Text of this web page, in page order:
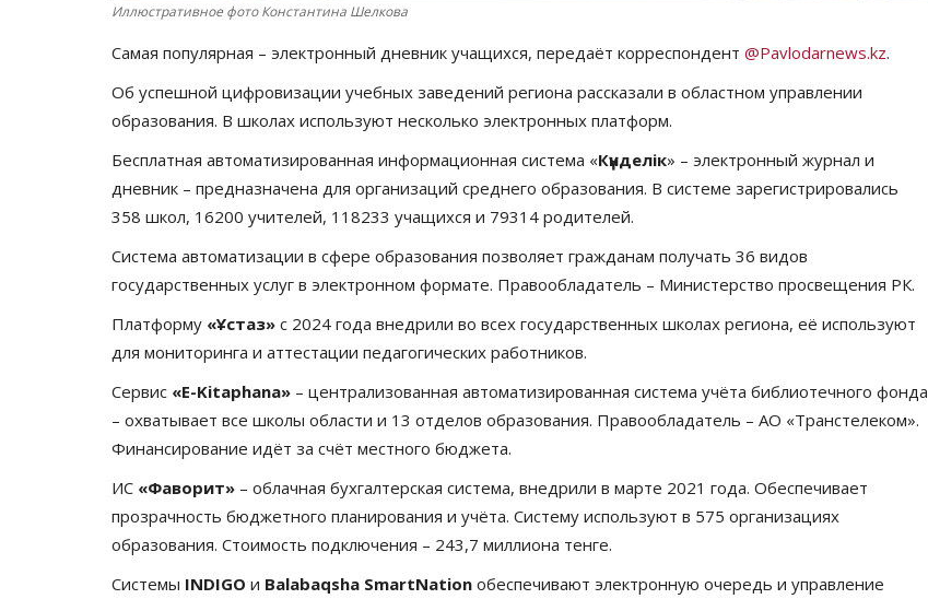
Иллюстративное фото Константина Шелкова
Самая популярная – электронный дневник учащихся, передаёт корреспондент @Pavlodarnews.kz.
Об успешной цифровизации учебных заведений региона рассказали в областном управлении
образования. В школах используют несколько электронных платформ.
Бесплатная автоматизированная информационная система «Күнделік» – электронный журнал и
дневник – предназначена для организаций среднего образования. В системе зарегистрировались
358 школ, 16200 учителей, 118233 учащихся и 79314 родителей.
Система автоматизации в сфере образования позволяет гражданам получать 36 видов
государственных услуг в электронном формате. Правообладатель – Министерство просвещения РК.
Платформу «Ұстаз» с 2024 года внедрили во всех государственных школах региона, её используют
для мониторинга и аттестации педагогических работников.
Сервис «E-Kitaphana» – централизованная автоматизированная система учёта библиотечного фонда
– охватывает все школы области и 13 отделов образования. Правообладатель – АО «Транстелеком».
Финансирование идёт за счёт местного бюджета.
ИС «Фаворит» – облачная бухгалтерская система, внедрили в марте 2021 года. Обеспечивает
прозрачность бюджетного планирования и учёта. Систему используют в 575 организациях
образования. Стоимость подключения – 243,7 миллиона тенге.
Системы INDIGO и Balabaqsha SmartNation обеспечивают электронную очередь и управление